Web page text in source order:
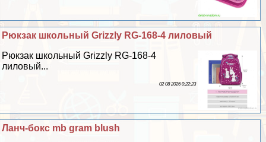
Рюкзак школьный Grizzly RG-168-4 лиловый
Рюкзак школьный Grizzly RG-168-4
лиловый...
02 08 2026 0:22:23
Ланч-бокс mb gram blush